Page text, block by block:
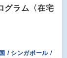
グラム〈在宅
/ シンガポール /